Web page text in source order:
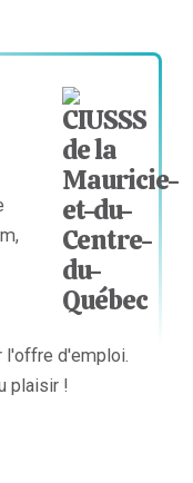
l'offre d'emploi.
plaisir !